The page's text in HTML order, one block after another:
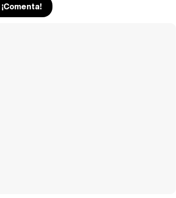
¡Comenta!